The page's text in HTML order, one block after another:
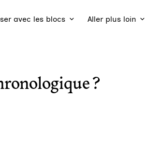
avec les blocs Aller plus loin
?